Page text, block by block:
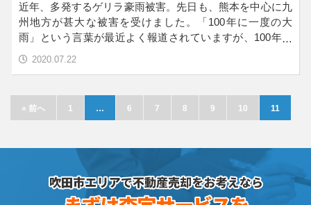
近年、多発するゲリラ豪雨被害。先日も、熊本を中心に九
州地方が甚大な被害を受けました。「100年に一度の大
雨」という言葉が最近よく報道されていますが、100年に
1…
2020.07.22
« 前へ 1 … 6 7 8 9 10 11